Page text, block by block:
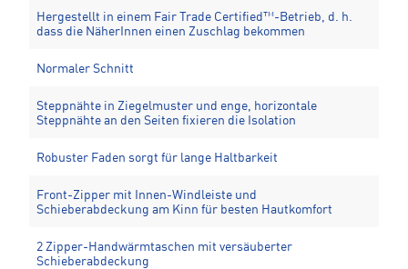
Hergestellt in einem Fair Trade Certified™-Betrieb, d. h.
dass die NäherInnen einen Zuschlag bekommen
Normaler Schnitt
Steppnähte in Ziegelmuster und enge, horizontale
Steppnähte an den Seiten fixieren die Isolation
Robuster Faden sorgt für lange Haltbarkeit
Front-Zipper mit Innen-Windleiste und
Schieberabdeckung am Kinn für besten Hautkomfort
2 Zipper-Handwärmtaschen mit versäuberter
Schieberabdeckung